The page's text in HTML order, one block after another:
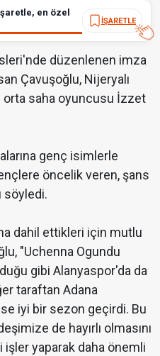
en özel
İŞARETLE
düzenlenen imza
Çavuşoğlu, Nijeryalı
saha oyuncusu İzzet
genç isimlerle
öncelik veren, şans
söyledi.
dahil ettikleri için mutlu
"Uchenna Ogundu
gibi Alanyaspor'da da
taraftan Adana
iyi bir sezon geçirdi. Bu
de hayırlı olmasını
yaparak daha önemli